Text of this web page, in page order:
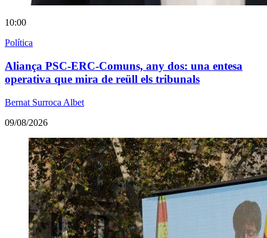
10:00
Política
Aliança PSC-ERC-Comuns, any dos: una entesa
operativa que mira de reüll els tribunals
Bernat Surroca Albet
09/08/2026